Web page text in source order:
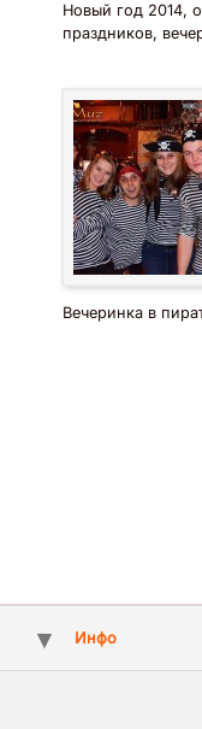
Новый год 2014,
праздников,
Вечеринка в
Инфо